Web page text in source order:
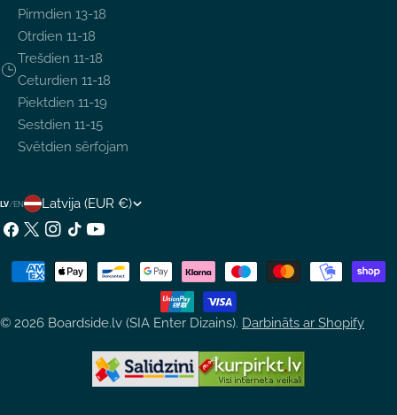
Pirmdien 13-18
Otrdien 11-18
Trešdien 11-18
Ceturdien 11-18
Piektdien 11-19
Sestdien 11-15
Svētdien sērfojam
LV/ENV
A
L
S
T
Latvija (EUR €)
Facebook
X
Instagram
TikTokYouTube
© 2026 Boardside.lv (SIA Enter Dizains). Darbināts ar Shopify
Maksājumu